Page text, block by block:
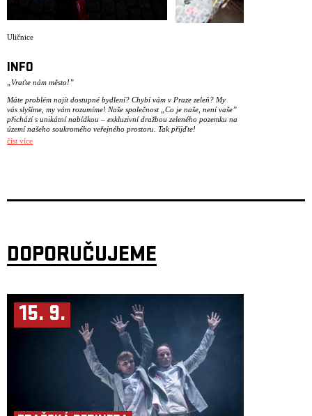
Uličnice
INFO
„Vraťte nám město!”
Máte problém najít dostupné bydlení? Chybí vám v Praze zeleň? My
vás slyšíme, my vám rozumíme! Naše společnost „Co je naše, není vaše”
přichází s unikátní nabídkou – exkluzivní dražbou zeleného pozemku na
území našeho soukromého veřejného prostoru. Tak přijďte!
Ulice zaplnil smog. Ve městě přibývá aut. Stromy mizí a jejich místo
ulic! A vy si namažte kolena, protože jdete s nimi!
kde velké struktury ovlivňují každodenní život rodičů, seniorů či osob
s omezenou mobilitou. Zdánlivě neškodná místa, jako jsou parky,
chodníky nebo veřejné toalety, se snadno proměňují v dějiště
nepříjemných situací.
svědkem absurdních situací poukazujících na systémové nedostatky.
Navíc se stane spoluaktérem, který doslova vstoupí do příběhu města,
zažije ho v tělesném i emocionálním rozměru, a sám si zodpoví, co je
normální, a co už nikoliv.
PS: Doporučujeme dorazit pěšky, na kole, nebo využít služeb MHD.
Hrozí, že vaše auto bude zneškodněno.
Koncept, produkce: Nebojsy
Performance: Johana Kyselková, Kristýna Štarhová, Tereza
Holubová, Ondřej Báča a Štěpán Kaminský
Scénář: Bára Viceníková a kolektiv
číst více
DOPORUČUJEME
15. 9.